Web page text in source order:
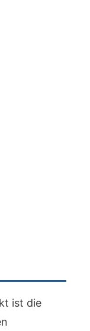
ist die